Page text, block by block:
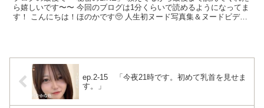
ら嬉しいです〜〜 今回のブログは1分くらいで読めるようになってま
す！ こんにちは！ほのかです🥺 人生初ヌード写真集＆ヌードビデオ
ep.2-15 「今夜21時です。初めて乳首を見せま
す。」